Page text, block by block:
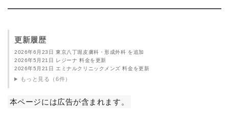
更新履歴
2026年6月23日 東京八丁堀皮膚科・形成外科 を追加
2026年5月21日 レジーナ 料金を更新
2026年5月21日 エミナルクリニックメンズ 料金を更新
もっと見る（6件）
本ページには広告が含まれます。